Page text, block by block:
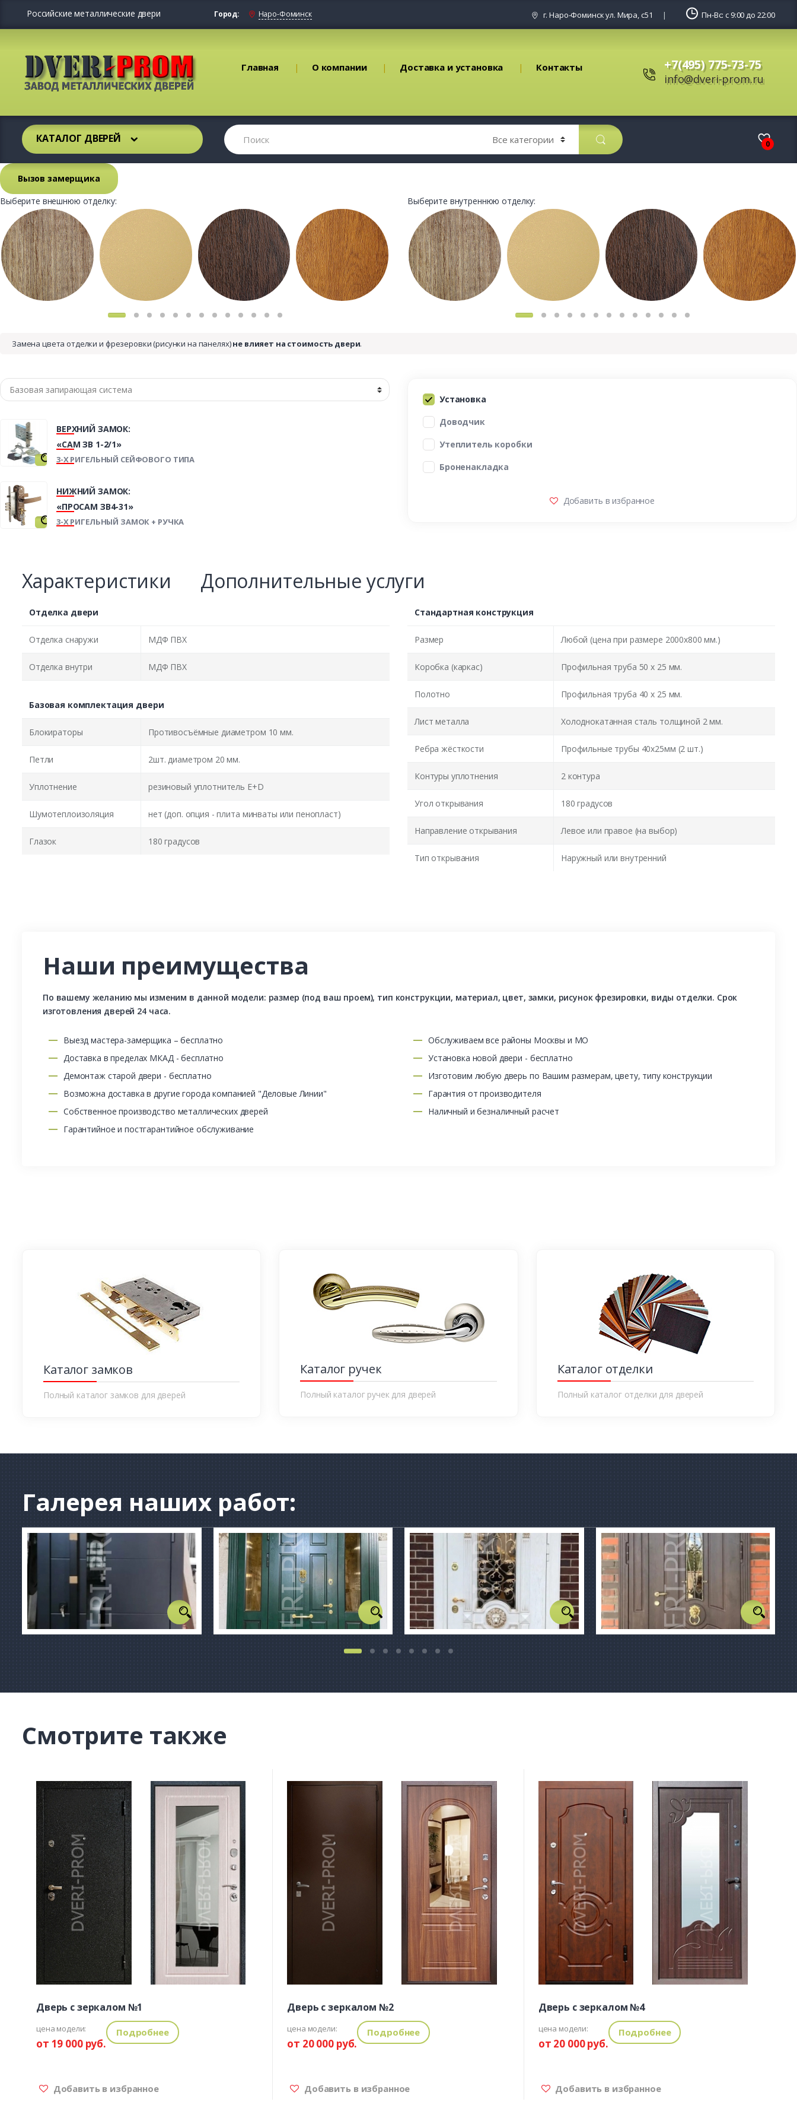
Российские металлические двери Город: Наро-Фоминск г. Наро-Фоминск ул. Мира, с51 Пн-Вс: с 9:00 до 22:00
Главная О компании Доставка и установка Контакты +7(495) 775-73-75
info@dveri-prom.ru
КАТАЛОГ ДВЕРЕЙ 0
Вызов замерщика
Выберите внешнюю отделку:
Выберите внутреннюю отделку:
Замена цвета отделки и фрезеровки (рисунки на панелях)не влияет на стоимость двери.
ВЕРХНИЙ ЗАМОК:
«САМ ЗВ 1-2/1»
3-Х РИГЕЛЬНЫЙ СЕЙФОВОГО ТИПА
НИЖНИЙ ЗАМОК:
«ПРОСАМ ЗВ4-31»
3-Х РИГЕЛЬНЫЙ ЗАМОК + РУЧКА
Установка
Доводчик
Утеплитель коробки
Броненакладка
Добавить в избранное
Характеристики Дополнительные услуги
Отделка двери
Отделка снаружи МДФ ПВХ
Отделка внутри МДФ ПВХ
Базовая комплектация двери
Блокираторы Противосъёмные диаметром 10 мм.
Петли 2шт. диаметром 20 мм.
Уплотнение резиновый уплотнитель E+D
Шумотеплоизоляция нет (доп. опция - плита минваты или пенопласт)
Глазок 180 градусов
Стандартная конструкция
Размер Любой (цена при размере 2000x800 мм.)
Коробка (каркас) Профильная труба 50 х 25 мм.
Полотно Профильная труба 40 х 25 мм.
Лист металла Холоднокатанная сталь толщиной 2 мм.
Ребра жёсткости Профильные трубы 40х25мм (2 шт.)
Контуры уплотнения 2 контура
Угол открывания 180 градусов
Направление открывания Левое или правое (на выбор)
Тип открывания Наружный или внутренний
Наши преимущества
По вашему желанию мы изменим в данной модели: размер (под ваш проем), тип конструкции, материал, цвет, замки, рисунок фрезировки, виды отделки. Срок
изготовления дверей 24 часа.
Выезд мастера-замерщика – бесплатно
Доставка в пределах МКАД - бесплатно
Демонтаж старой двери - бесплатно
Возможна доставка в другие города компанией "Деловые Линии"
Собственное производство металлических дверей
Гарантийное и постгарантийное обслуживание
Обслуживаем все районы Москвы и МО
Установка новой двери - бесплатно
Изготовим любую дверь по Вашим размерам, цвету, типу конструкции
Гарантия от производителя
Наличный и безналичный расчет
Каталог замков
Полный каталог замков для дверей
Каталог ручек
Полный каталог ручек для дверей
Каталог отделки
Полный каталог отделки для дверей
Галерея наших работ:
Смотрите также
Дверь с зеркалом №1
цена модели:
от 19 000 руб.
Подробнее
Добавить в избранное
Дверь с зеркалом №2
цена модели:
от 20 000 руб.
Подробнее
Добавить в избранное
Дверь с зеркалом №4
цена модели:
от 20 000 руб.
Подробнее
Добавить в избранное